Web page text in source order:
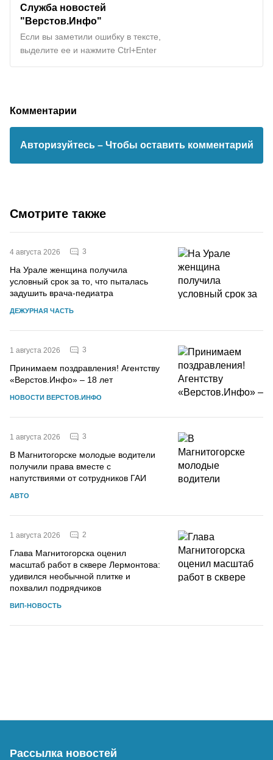
Служба новостей
"Верстов.Инфо"
Если вы заметили ошибку в тексте,
выделите ее и нажмите Ctrl+Enter
Комментарии
Авторизуйтесь – Чтобы оставить комментарий
Смотрите также
4 августа 2026 3
На Урале женщина получила
условный срок за то, что пыталась
задушить врача-педиатра
ДЕЖУРНАЯ ЧАСТЬ
1 августа 2026 3
Принимаем поздравления! Агентству
«Верстов.Инфо» – 18 лет
НОВОСТИ ВЕРСТОВ.ИНФО
1 августа 2026 3
В Магнитогорске молодые водители
получили права вместе с
напутствиями от сотрудников ГАИ
АВТО
1 августа 2026 2
Глава Магнитогорска оценил
масштаб работ в сквере Лермонтова:
удивился необычной плитке и
похвалил подрядчиков
ВИП-НОВОСТЬ
Рассылка новостей